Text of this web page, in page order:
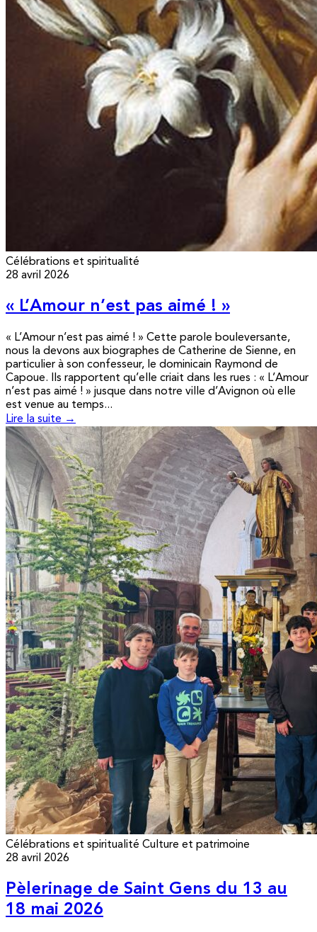
Célébrations et spiritualité
28 avril 2026
« L’Amour n’est pas aimé ! »
« L’Amour n’est pas aimé ! » Cette parole bouleversante,
nous la devons aux biographes de Catherine de Sienne, en
particulier à son confesseur, le dominicain Raymond de
Capoue. Ils rapportent qu’elle criait dans les rues : « L’Amour
n’est pas aimé ! » jusque dans notre ville d’Avignon où elle
est venue au temps...
Lire la suite →
Célébrations et spiritualité Culture et patrimoine
28 avril 2026
Pèlerinage de Saint Gens du 13 au
18 mai 2026